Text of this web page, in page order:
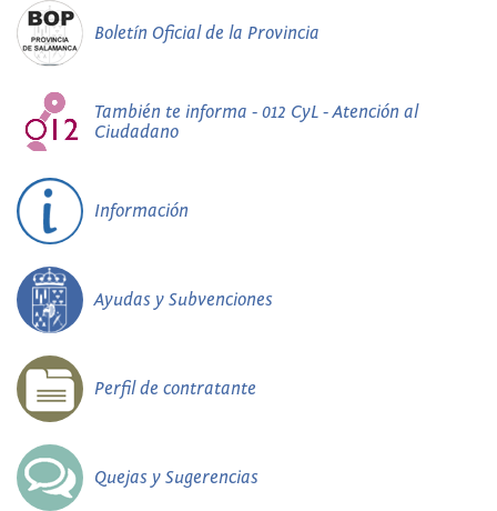
Boletín Oficial de la Provincia
También te informa - 012 CyL - Atención al
Ciudadano
Información
Ayudas y Subvenciones
Perfil de contratante
Quejas y Sugerencias